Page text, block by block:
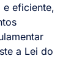
eficiente,
a Lei do